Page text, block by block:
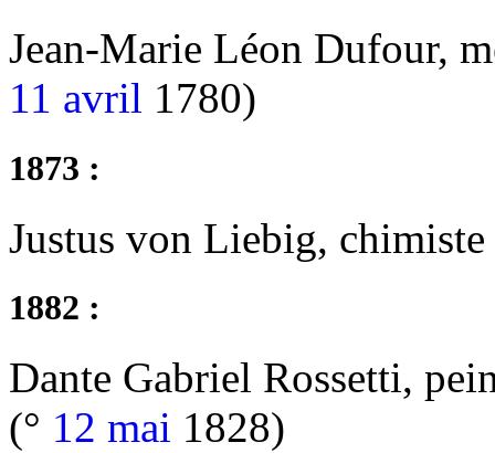
Jean-Marie Léon Dufour,
11 avril 1780)
1873 :
Justus von Liebig,
1882 :
Dante Gabriel Rossetti,
(° 12 mai 1828)